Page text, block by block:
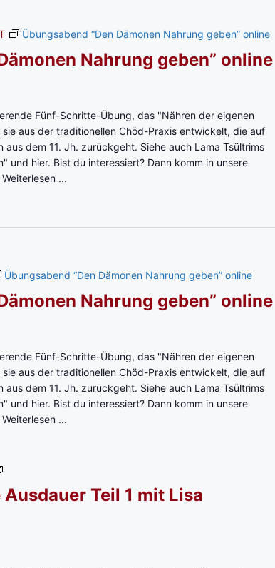
o
s
i
g
k
e
i
e
1
m
i
o
p
ö
n
B
r
Nahrung geben” online
Übungsabend “Den Dämonen Nahrung geben” online
Fünf-Schritte-Übung, das "Nähren der eigenen
sie aus der traditionellen Chöd-Praxis entwickelt, die auf
dem 11. Jh. zurückgeht. Siehe auch Lama Tsültrims
und hier. Bist du interessiert? Dann komm in unsere
Weiterlesen ...
Nahrung geben” online
Übungsabend “Den Dämonen Nahrung geben” online
Fünf-Schritte-Übung, das "Nähren der eigenen
sie aus der traditionellen Chöd-Praxis entwickelt, die auf
dem 11. Jh. zurückgeht. Siehe auch Lama Tsültrims
und hier. Bist du interessiert? Dann komm in unsere
Weiterlesen ...
Teil 1 mit Lisa
1
P